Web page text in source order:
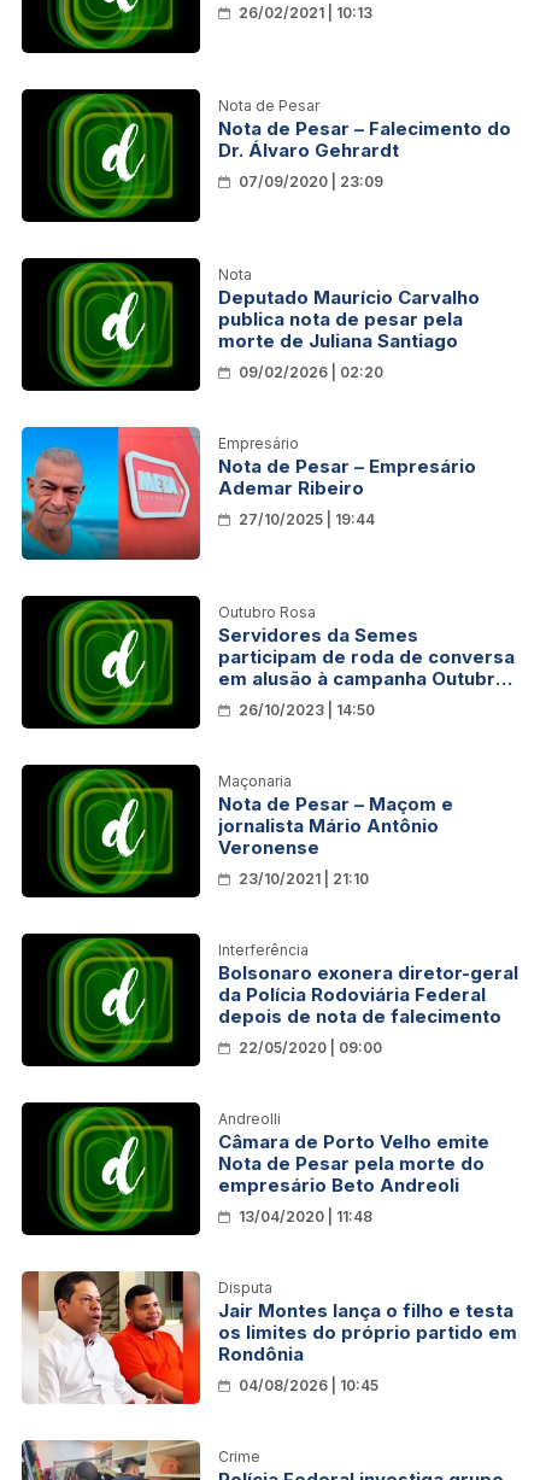
26/02/2021 | 10:13
Nota de Pesar
Nota de Pesar – Falecimento do
Dr. Álvaro Gehrardt
07/09/2020 | 23:09
Nota
Deputado Maurício Carvalho
publica nota de pesar pela
morte de Juliana Santiago
09/02/2026 | 02:20
Empresário
Nota de Pesar – Empresário
Ademar Ribeiro
27/10/2025 | 19:44
Outubro Rosa
Servidores da Semes
participam de roda de conversa
em alusão à campanha Outubro
Rosa26/10/2023 | 14:50
Maçonaria
Nota de Pesar – Maçom e
jornalista Mário Antônio
Veronense
23/10/2021 | 21:10
Interferência
Bolsonaro exonera diretor-geral
da Polícia Rodoviária Federal
depois de nota de falecimento
22/05/2020 | 09:00
Andreolli
Câmara de Porto Velho emite
Nota de Pesar pela morte do
empresário Beto Andreoli
13/04/2020 | 11:48
Disputa
Jair Montes lança o filho e testa
os limites do próprio partido em
Rondônia
04/08/2026 | 10:45
Crime